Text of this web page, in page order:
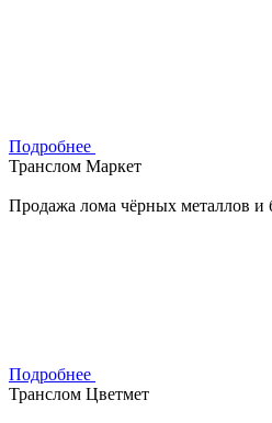
Подробнее
Транслом Маркет
Продажа лома чёрных металлов и
Подробнее
Транслом Цветмет